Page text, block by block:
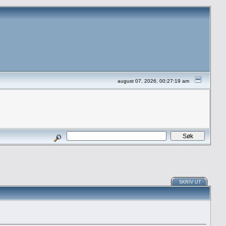
august 07, 2026, 00:27:19 am
SKRIV UT